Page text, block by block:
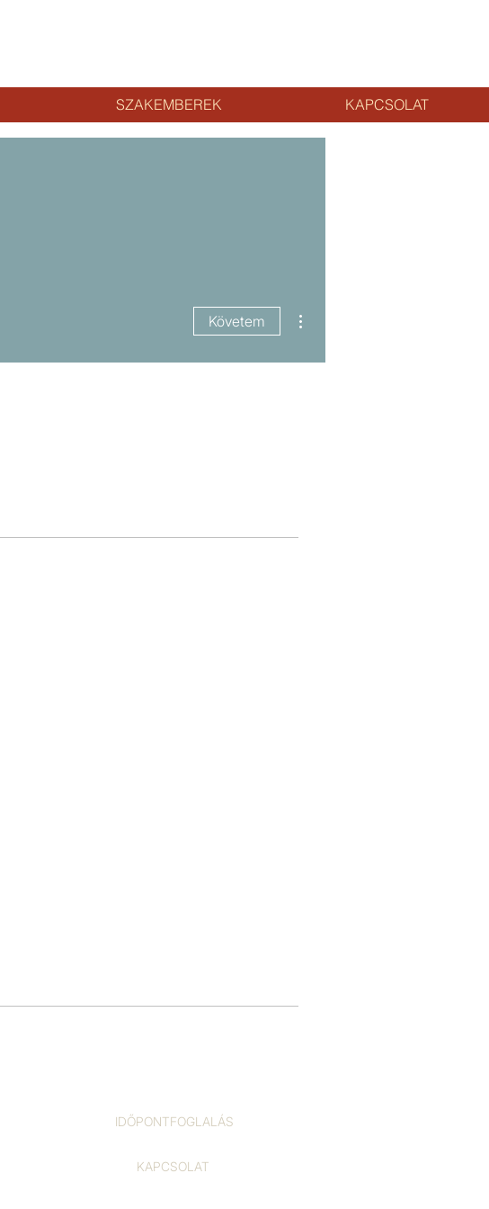
SZAKEMBEREK KAPCSOLAT
Követem
IDŐPONTFOGLALÁS
KAPCSOLAT